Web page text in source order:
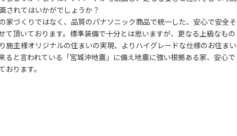
されてはいかがでしょうか？
家づくりではなく、品質のパナソニック商品で統一した、安心で安全そ
て頂いております。標準装備で十分とは思いますが、更なる上級なもの
施主様オリジナルの住まいの実現、よりハイグレードな仕様のお住まい
ると言われている「宮城沖地震」に備え地震に強い根拠ある家、安心で
ります。